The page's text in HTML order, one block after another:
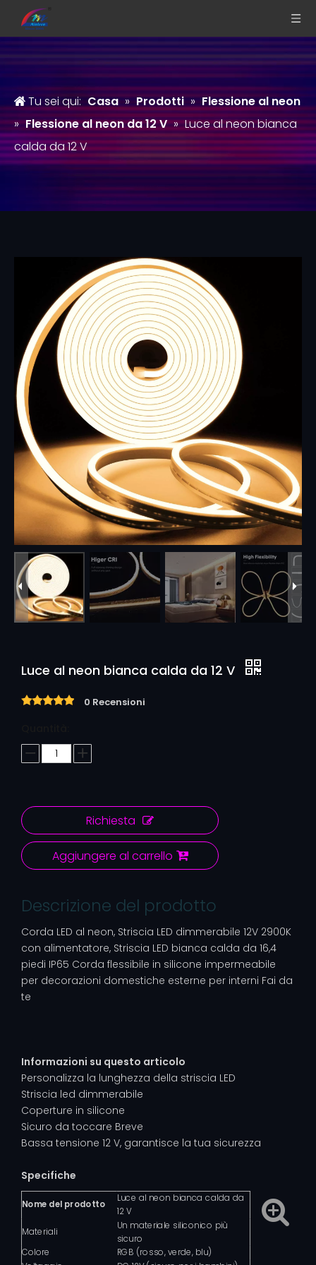
Tu sei qui: Casa » Prodotti » Flessione al neon
» Flessione al neon da 12 V » Luce al neon bianca
calda da 12 V
Luce al neon bianca calda da 12 V
0 Recensioni
Richiesta
Aggiungere al carrello
Descrizione del prodotto
Corda LED al neon, Striscia LED dimmerabile 12V 2900K
con alimentatore, Striscia LED bianca calda da 16,4
piedi IP65 Corda flessibile in silicone impermeabile
per decorazioni domestiche esterne per interni Fai da
te
Informazioni su questo articolo
Personalizza la lunghezza della striscia LED
Striscia led dimmerabile
Coperture in silicone
Sicuro da toccare Breve
Bassa tensione 12 V, garantisce la tua sicurezza
Specifiche
Nome del prodotto
Luce al neon bianca calda da
12 V
Materiali
Un materiale siliconico più
sicuro
Colore RGB (rosso, verde, blu)